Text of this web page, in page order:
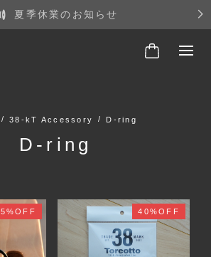
夏季休業のお知らせ
38-kT Accessory D-ring
D-ring
5%OFF 40%OFF